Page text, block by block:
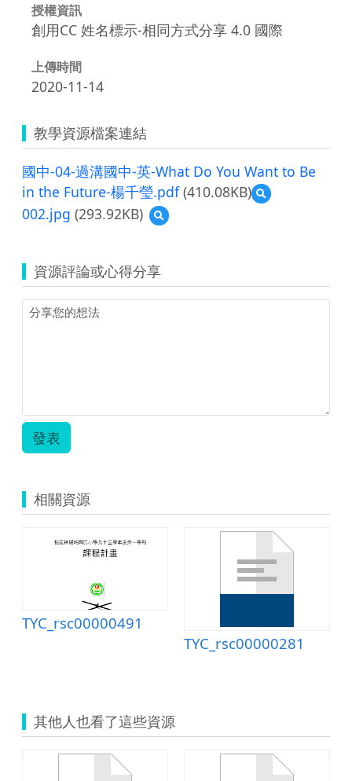
授權資訊
創用CC 姓名標示-相同方式分享 4.0 國際
上傳時間
2020-11-14
教學資源檔案連結
國中-04-過溝國中-英-What Do You Want to Be
in the Future-楊千瑩.pdf(410.08KB)
預
覽
中-
in
002.jpg (293.92KB)
預
覽
資源評論或心得分享
發表
相關資源
TYC_rsc00000491
TYC_rsc00000281
其他人也看了這些資源